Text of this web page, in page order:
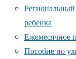
Региональный
ребенка
Ежемесячное
Пособие по